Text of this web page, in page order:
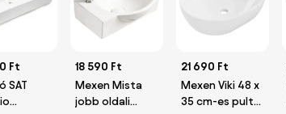
Ft
SAT
18 590 Ft
Mexen Mista
jobb oldali
21 690 Ft
Mexen Viki 48 x
35 cm-es pultra